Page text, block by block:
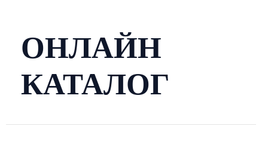
ОНЛАЙН
КАТАЛОГ